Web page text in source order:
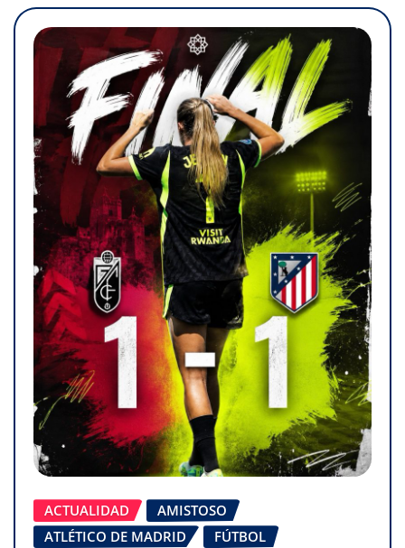
ACTUALIDAD
AMISTOSO
ATLÉTICO DE MADRID
FÚTBOL